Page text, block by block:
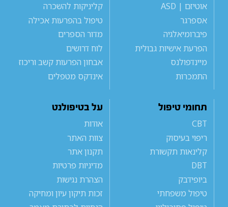
אוטיזם | ASD
אספרגר
פיברומיאלגיה
הפרעת אישיות גבולית
מיינדפולנס
התמכרות
קליניקות להשכרה
טיפול בהפרעות אכילה
מדור הספרים
לוח דרושים
אבחון הפרעות קשב וריכוז
אינדקס מטפלים
תחומי טיפול
CBT
ריפוי בעיסוק
קלינאות תקשורת
DBT
ביופידבק
טיפול משפחתי
על בטיפולנט
אודות
צוות האתר
תקנון אתר
מדיניות פרטיות
הצהרת נגישות
זכות תיקון עיון ומחיקה